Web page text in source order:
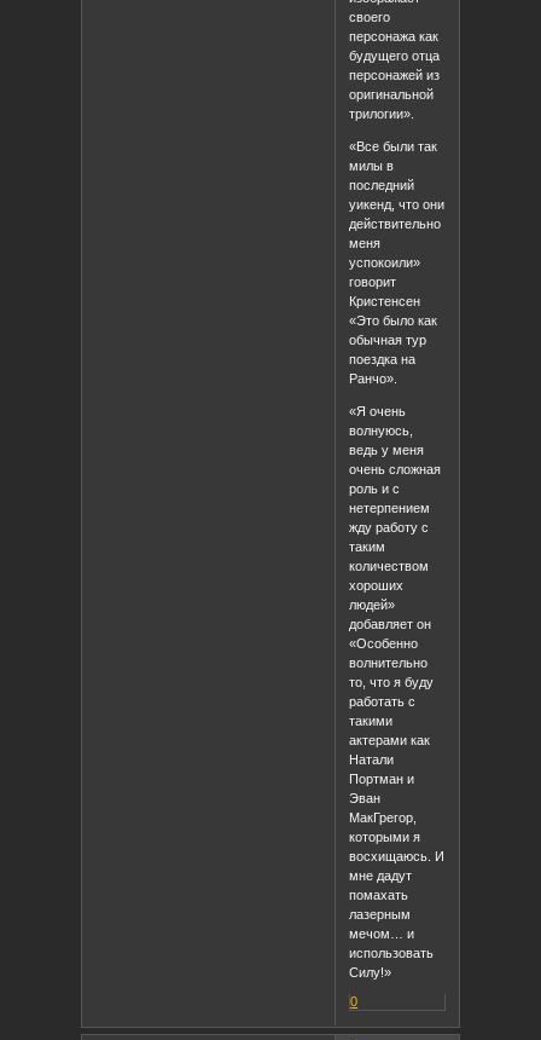
своего
персонажа как
будущего отца
персонажей из
оригинальной
трилогии».
«Все были так
милы в
последний
уикенд, что они
действительно
меня
успокоили»
говорит
Кристенсен
«Это было как
обычная тур
поездка на
Ранчо».
«Я очень
волнуюсь,
ведь у меня
очень сложная
роль и с
нетерпением
жду работу с
таким
количеством
хороших
людей»
добавляет он
«Особенно
волнительно
то, что я буду
работать с
такими
актерами как
Натали
Портман и
Эван
МакГрегор,
которыми я
восхищаюсь. И
мне дадут
помахать
лазерным
мечом… и
использовать
Силу!»
0